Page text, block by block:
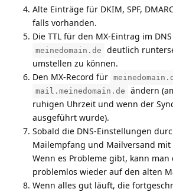
Alte Einträge für DKIM, SPF,
falls vorhanden.
Die TTL für den MX-Eintrag im
meinedomain.de
deutlich
umstellen zu können.
Den MX-Record für
mail.meinedomain.de
ändern
ruhigen Uhrzeit und wenn der
ausgeführt wurde).
Sobald die DNS-Einstellungen
Mailempfang und Mailversand mit
Wenn es Probleme gibt, kann man
problemlos wieder auf den alten
Wenn alles gut läuft, die